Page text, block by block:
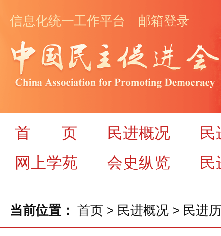
信息化统一工作平台 邮箱登录
首 页 民进概况
民
网上学苑
会史纵览 民
当前位置： 首页 > 民进概况 > 民进